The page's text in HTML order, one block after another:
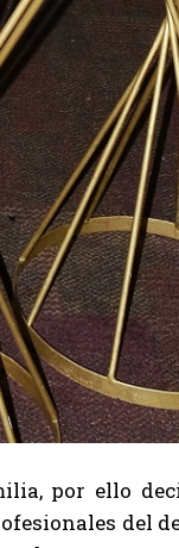
por ello
del